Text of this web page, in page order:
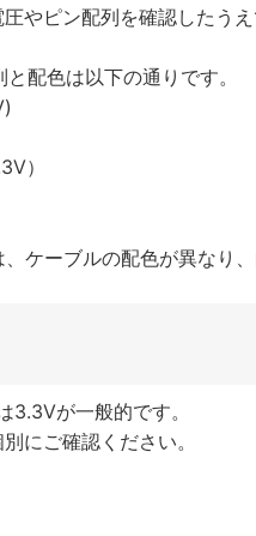
やピン配列を確認したうえ
配色は以下の通りです。
）
ケーブルの配色が異なり、
が一般的です。
にご確認ください。